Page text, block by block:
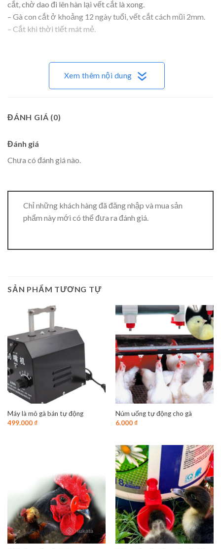
cắt, chờ dao đi lên hàn lại vết cắt là xong.
– Gà con cắt ở khoảng 12 ngày tuổi, vết cắt cách mũi 2mm.
– Cắt khi thời tiết mát mẻ.
Xem thêm nội dung
ĐÁNH GIÁ (0)
Đánh giá
Chưa có đánh giá nào.
Chỉ những khách hàng đã đăng nhập và mua sản
phẩm này mới có thể đưa ra đánh giá.
SẢN PHẨM TƯƠNG TỰ
Máy là mỏ gà bán tự động
499.000₫
Núm uống tự động cho gà
6.000₫